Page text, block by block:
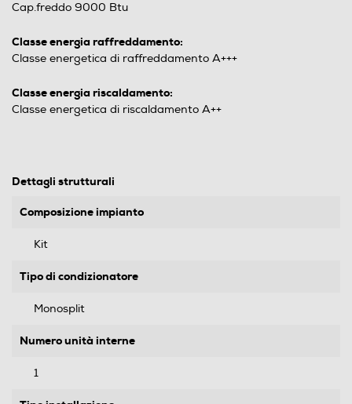
Cap.freddo 9000 Btu
Classe energia raffreddamento:
Classe energetica di raffreddamento A+++
Classe energia riscaldamento:
Classe energetica di riscaldamento A++
Dettagli strutturali
Composizione impianto
Kit
Tipo di condizionatore
Monosplit
Numero unità interne
1